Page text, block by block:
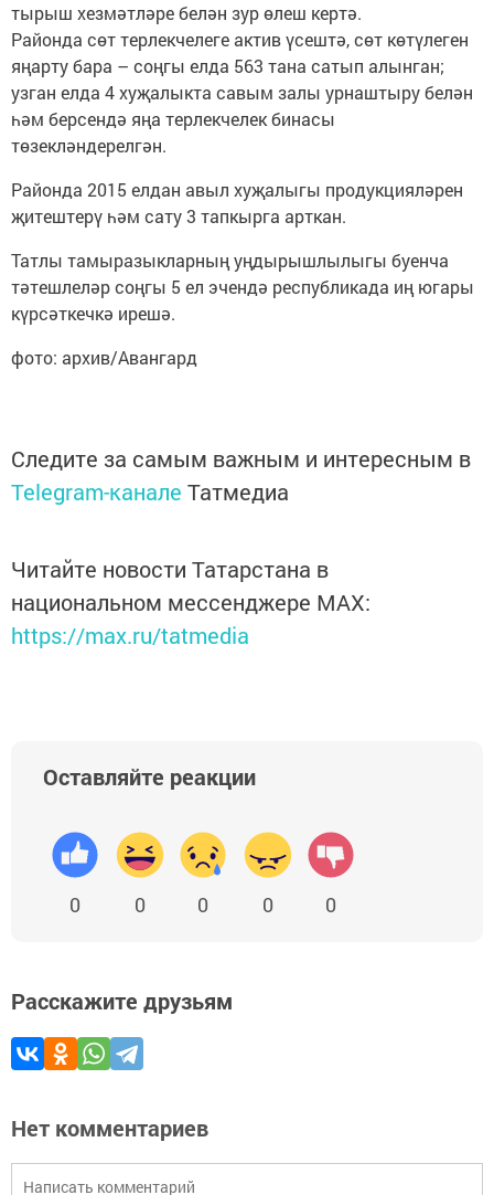
тырыш хезмәтләре белән зур өлеш кертә.
Районда сөт терлекчелеге актив үсештә, сөт көтүлеген
яңарту бара – соңгы елда 563 тана сатып алынган;
узган елда 4 хуҗалыкта савым залы ­урнаштыру белән
һәм берсендә яңа терлекчелек бинасы
төзекләндерелгән.
Районда 2015 елдан авыл хуҗалыгы продукцияләрен
җитештерү һәм сату 3 тапкырга арткан.
Татлы тамыразыкларның уңдырышлылыгы буенча
тәтешлеләр соңгы 5 ел эчендә республикада иң югары
күрсәткечкә ирешә.
фото: архив/Авангард
Следите за самым важным и интересным в
Telegram-канале Татмедиа
Читайте новости Татарстана в
национальном мессенджере MАХ:
https://max.ru/tatmedia
Оставляйте реакции
0 0 0 0 0
Расскажите друзьям
Нет комментариев